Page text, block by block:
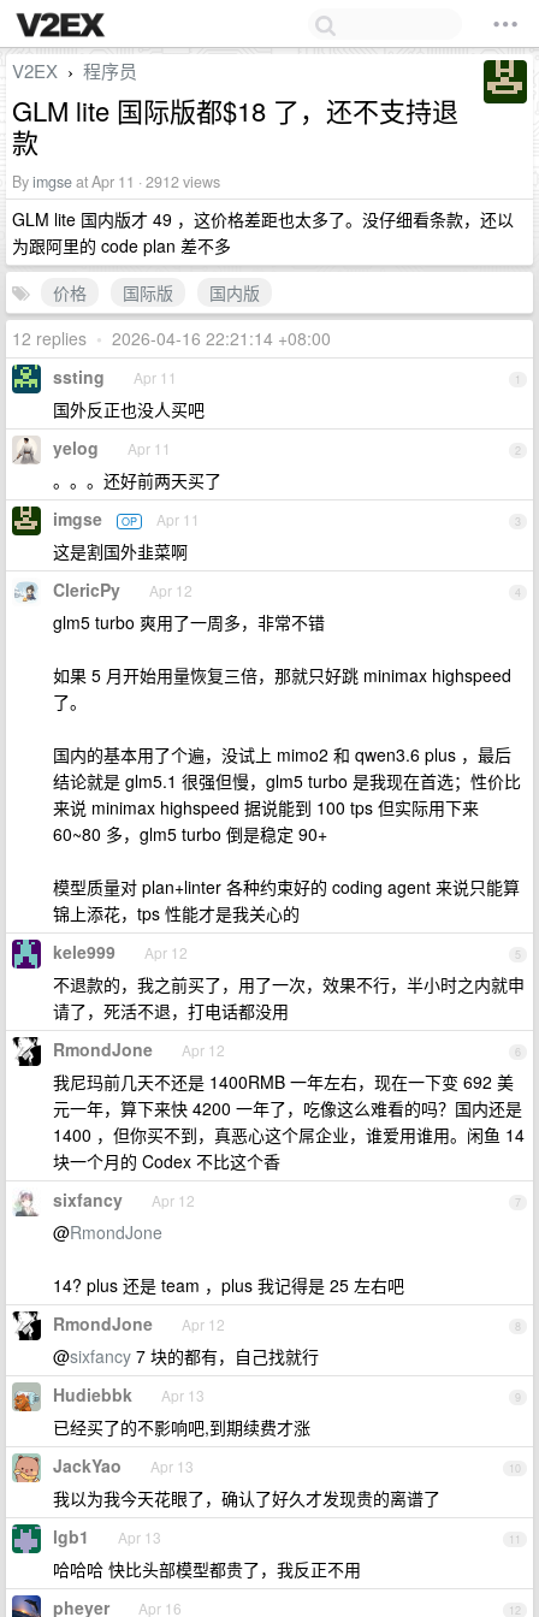
V2EX › 程序员
GLM lite 国际版都$18 了，还不支持退
款
Byimgseat Apr 11 · 2912 views
GLM lite 国内版才 49 ，这价格差距也太多了。没仔细看条款，还以
为跟阿里的 code plan 差不多
价格
国际版
国内版
12 replies • 2026-04-16 22:21:14 +08:00
1
ssting Apr 11
国外反正也没人买吧
2
yelog Apr 11
。。。还好前两天买了
3
imgse OP Apr 11
这是割国外韭菜啊
4
ClericPy Apr 12
glm5 turbo 爽用了一周多，非常不错
如果 5 月开始用量恢复三倍，那就只好跳 minimax highspeed
了。
国内的基本用了个遍，没试上 mimo2 和 qwen3.6 plus ，最后
结论就是 glm5.1 很强但慢，glm5 turbo 是我现在首选；性价比
来说 minimax highspeed 据说能到 100 tps 但实际用下来
60~80 多，glm5 turbo 倒是稳定 90+
模型质量对 plan+linter 各种约束好的 coding agent 来说只能算
锦上添花，tps 性能才是我关心的
5
kele999 Apr 12
不退款的，我之前买了，用了一次，效果不行，半小时之内就申
请了，死活不退，打电话都没用
6
RmondJone Apr 12
我尼玛前几天不还是 1400RMB 一年左右，现在一下变 692 美
元一年，算下来快 4200 一年了，吃像这么难看的吗？国内还是
1400 ，但你买不到，真恶心这个屌企业，谁爱用谁用。闲鱼 14
块一个月的 Codex 不比这个香
7
sixfancy Apr 12
@RmondJone
14? plus 还是 team ，plus 我记得是 25 左右吧
8
RmondJone Apr 12
@sixfancy 7 块的都有，自己找就行
9
Hudiebbk Apr 13
已经买了的不影响吧,到期续费才涨
10
JackYao Apr 13
我以为我今天花眼了，确认了好久才发现贵的离谱了
11
lgb1 Apr 13
哈哈哈 快比头部模型都贵了，我反正不用
12
pheyer Apr 16